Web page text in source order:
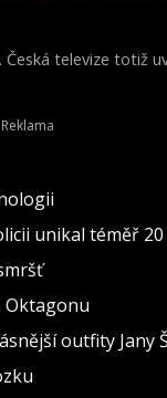
televize totiž
unikal téměř
Oktagonu
outfity Jany